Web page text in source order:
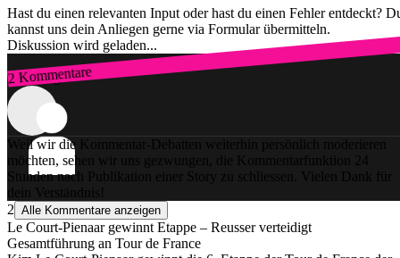
Hast du einen relevanten Input oder hast du einen Fehler entdeckt?
kannst uns dein Anliegen gerne via Formular übermitteln.
Diskussion wird geladen...
2 Kommentare
Zum Login
Weil wir die Kommentar-Debatten weiterhin persönlich moderieren
möchten, sehen wir uns gezwungen, die Kommentarfunktion 24
Stunden nach Publikation einer Story zu schliessen. Vielen Dank für
dein Verständnis!
2 Alle Kommentare anzeigen
Le Court-Pienaar gewinnt Etappe – Reusser verteidigt
Gesamtführung an Tour de France